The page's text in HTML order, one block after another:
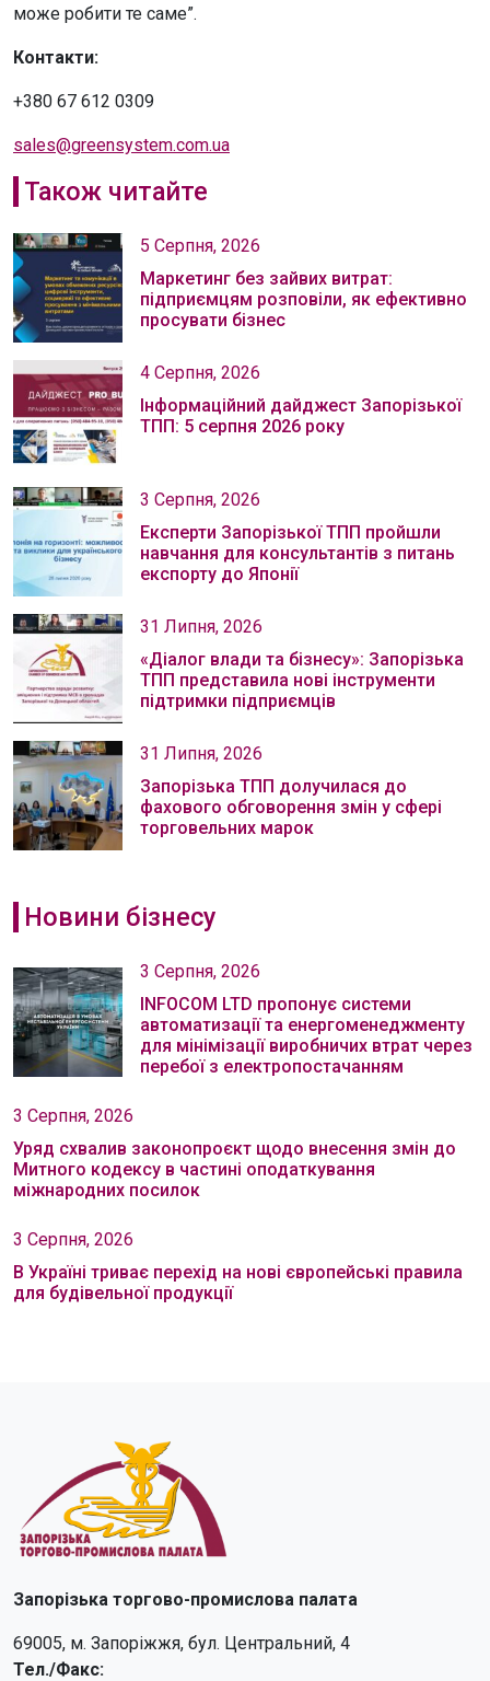
може робити те саме”.
Контакти:
+380 67 612 0309
sales@greensystem.com.ua
Також читайте
5 Серпня, 2026
Маркетинг без зайвих витрат:
підприємцям розповіли, як ефективно
просувати бізнес
4 Серпня, 2026
Інформаційний дайджест Запорізької
ТПП: 5 серпня 2026 року
3 Серпня, 2026
Експерти Запорізької ТПП пройшли
навчання для консультантів з питань
експорту до Японії
31 Липня, 2026
«Діалог влади та бізнесу»: Запорізька
ТПП представила нові інструменти
підтримки підприємців
31 Липня, 2026
Запорізька ТПП долучилася до
фахового обговорення змін у сфері
торговельних марок
Новини бізнесу
3 Серпня, 2026
INFOCOM LTD пропонує системи
автоматизації та енергоменеджменту
для мінімізації виробничих втрат через
перебої з електропостачанням
3 Серпня, 2026
Уряд схвалив законопроєкт щодо внесення змін до
Митного кодексу в частині оподаткування
міжнародних посилок
3 Серпня, 2026
В Україні триває перехід на нові європейські правила
для будівельної продукції
Запорізька торгово-промислова палата
69005, м. Запоріжжя, бул. Центральний, 4
Тел./Факс: